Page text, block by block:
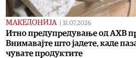
МАКЕДОНИЈА 31.07.2026
Итно предупредување од АХВ
Внимавајте што јадете, каде
чувате продуктите